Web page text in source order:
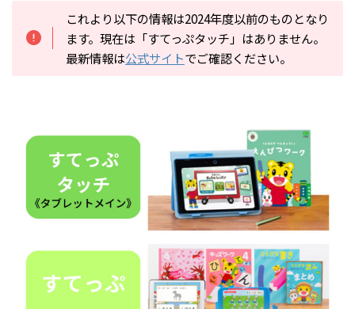
これより以下の情報は2024年度以前のものとなり
ます。現在は「すてっぷタッチ」はありません。
最新情報は公式サイトでご確認ください。